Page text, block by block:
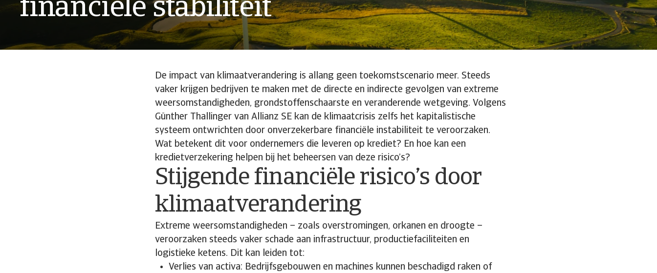
financiële stabiliteit
De impact van klimaatverandering is allang geen toekomstscenario meer. Steeds
vaker krijgen bedrijven te maken met de directe en indirecte gevolgen van extreme
weersomstandigheden, grondstoffenschaarste en veranderende wetgeving. Volgens
Günther Thallinger van Allianz SE kan de klimaatcrisis zelfs het kapitalistische
systeem ontwrichten door onverzekerbare financiële instabiliteit te veroorzaken.
Wat betekent dit voor ondernemers die leveren op krediet? En hoe kan een
kredietverzekering helpen bij het beheersen van deze risico’s?
Stijgende financiële risico’s door
klimaatverandering
Extreme weersomstandigheden – zoals overstromingen, orkanen en droogte –
veroorzaken steeds vaker schade aan infrastructuur, productiefaciliteiten en
logistieke ketens. Dit kan leiden tot:
Verlies van activa: Bedrijfsgebouwen en machines kunnen beschadigd raken of